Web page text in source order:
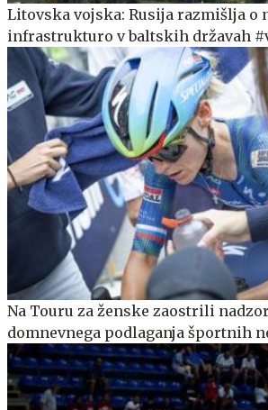
Litovska vojska: Rusija razmišlja o
infrastrukturo v baltskih državah
Na Touru za ženske zaostrili
domnevnega podlaganja športnih